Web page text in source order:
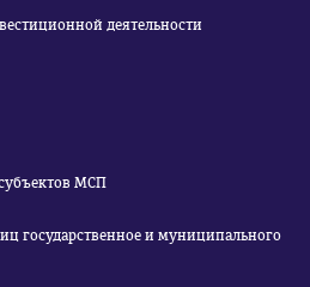
деятельности
МСП
государственное и муниципального